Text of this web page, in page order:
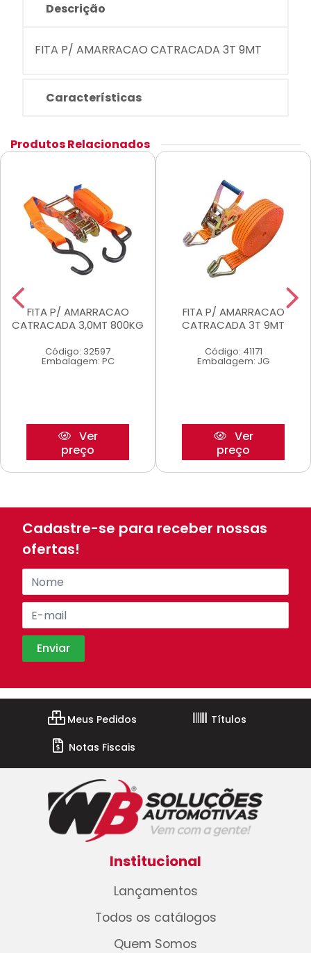
Descrição
FITA P/ AMARRACAO CATRACADA 3T 9MT
Características
Produtos Relacionados
FITA P/ AMARRACAO
CATRACADA 3,0MT 800KG
Código: 32597
Embalagem: PC
Ver
preço
FITA P/ AMARRACAO
CATRACADA 3T 9MT
Código: 41171
Embalagem: JG
Ver
preço
Cadastre-se para receber nossas
ofertas!
Meus Pedidos
Títulos
Notas Fiscais
Institucional
Lançamentos
Todos os catálogos
Quem Somos